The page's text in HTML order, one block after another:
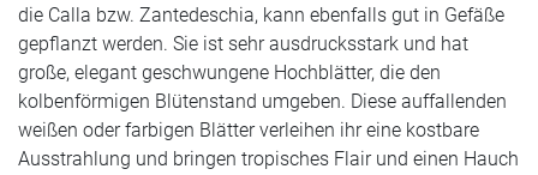
die Calla bzw. Zantedeschia, kann ebenfalls gut in Gefäße
gepflanzt werden. Sie ist sehr ausdrucksstark und hat
große, elegant geschwungene Hochblätter, die den
kolbenförmigen Blütenstand umgeben. Diese auffallenden
weißen oder farbigen Blätter verleihen ihr eine kostbare
Ausstrahlung und bringen tropisches Flair und einen Hauch